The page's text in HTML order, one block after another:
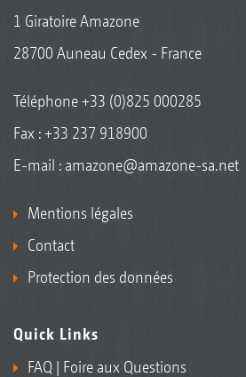
1 Giratoire Amazone
28700 Auneau Cedex - France
Téléphone+33 (0)825 000285
Fax : +33 237 918900
E-mail : amazone@amazone-sa.net
Mentions légales
Contact
Protection des données
Quick Links
FAQ | Foire aux Questions